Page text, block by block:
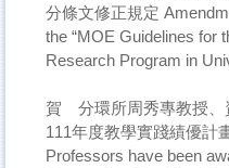
分條文修正規定
the “MOE Guidelines for
Research Program in
賀 分環所周秀專教授、
111年度教學實踐績優計
Professors have been